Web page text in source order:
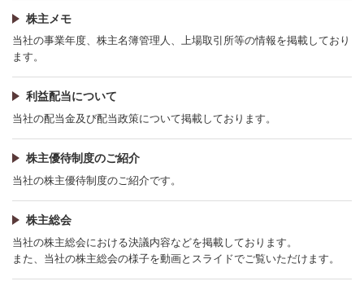
株主メモ
当社の事業年度、株主名簿管理人、上場取引所等の情報を掲載しており
ます。
利益配当について
当社の配当金及び配当政策について掲載しております。
株主優待制度のご紹介
当社の株主優待制度のご紹介です。
株主総会
当社の株主総会における決議内容などを掲載しております。
また、当社の株主総会の様子を動画とスライドでご覧いただけます。